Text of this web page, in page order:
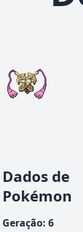
Dados de
Pokémon
Geração: 6